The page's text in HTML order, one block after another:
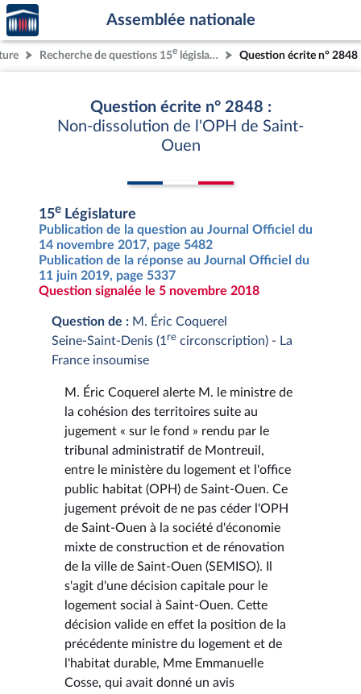
Aller au contenu
Aller en bas de la page
Accèder
à la
page
d'accueil
Assemblée nationale
Recherche de questions 15e législature Question écrite n° 2848
Question écrite n° 2848 :
Non-dissolution de l'OPH de Saint-
Ouen
15e Législature
Publication de la question au Journal Officiel du
14 novembre 2017, page 5482
Publication de la réponse au Journal Officiel du
11 juin 2019, page 5337
Question signalée le 5 novembre 2018
Question de : M. Éric Coquerel
Seine-Saint-Denis (1 re circonscription) - La
France insoumise
M. Éric Coquerel alerte M. le ministre de
la cohésion des territoires suite au
jugement « sur le fond » rendu par le
tribunal administratif de Montreuil,
entre le ministère du logement et l'office
public habitat (OPH) de Saint-Ouen. Ce
jugement prévoit de ne pas céder l'OPH
de Saint-Ouen à la société d'économie
mixte de construction et de rénovation
de la ville de Saint-Ouen (SEMISO). Il
s'agit d'une décision capitale pour le
logement social à Saint-Ouen. Cette
décision valide en effet la position de la
précédente ministre du logement et de
l'habitat durable, Mme Emmanuelle
Cosse, qui avait donné un avis